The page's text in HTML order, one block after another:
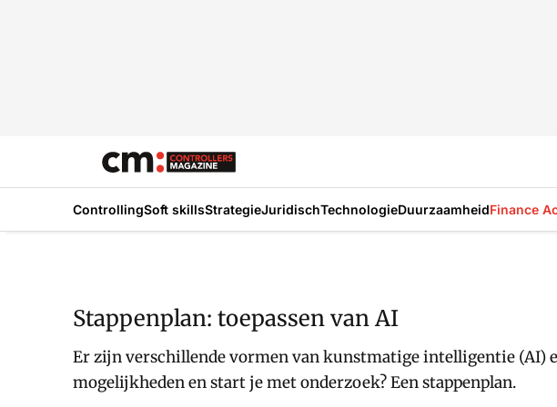
ControllingSoft skillsStrategieJuridischTechnologieDuurzaamheidFinance
Stappenplan: toepassen van AI
Er zijn verschillende vormen van kunstmatige intelligentie (AI)
mogelijkheden en start je met onderzoek? Een stappenplan.